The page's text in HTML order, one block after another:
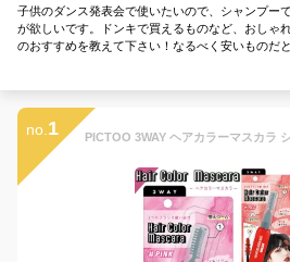
子供のダンス発表会で使いたいので、シャンプー
が欲しいです。ドンキで買えるものなど、おしゃ
のおすすめを教えて下さい！なるべく安いものだ
no. 1